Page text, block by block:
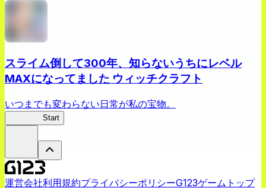
スライム倒して300年、知らないうちにレベル
MAXになってました ウィッチクラフト
いつまでも変わらない日常が私の宝物。
Start
運営会社利用規約プライバシーポリシーG123ゲームトップ